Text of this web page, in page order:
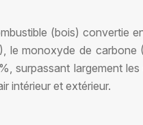
(bois) convertie
le monoxyde de
surpassant largement les
intérieur et extérieur.